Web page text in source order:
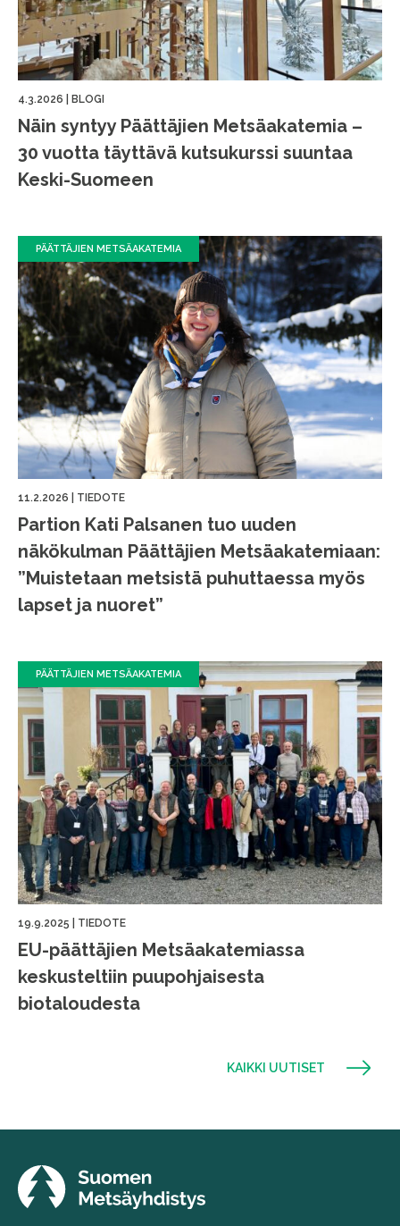
4.3.2026 BLOGI
Näin syntyy Päättäjien Metsäakatemia –
30 vuotta täyttävä kutsukurssi suuntaa
Keski-Suomeen
PÄÄTTÄJIEN METSÄAKATEMIA
11.2.2026 TIEDOTE
Partion Kati Palsanen tuo uuden
näkökulman Päättäjien Metsäakatemiaan:
”Muistetaan metsistä puhuttaessa myös
lapset ja nuoret”
PÄÄTTÄJIEN METSÄAKATEMIA
19.9.2025 TIEDOTE
EU-päättäjien Metsäakatemiassa
keskusteltiin puupohjaisesta
biotaloudesta
KAIKKI UUTISET